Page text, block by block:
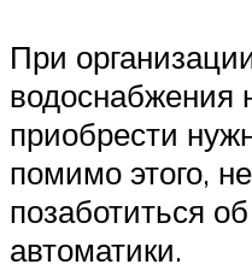
При
водоснабжения
приобрести
помимо этого,
позаботиться
автоматики.